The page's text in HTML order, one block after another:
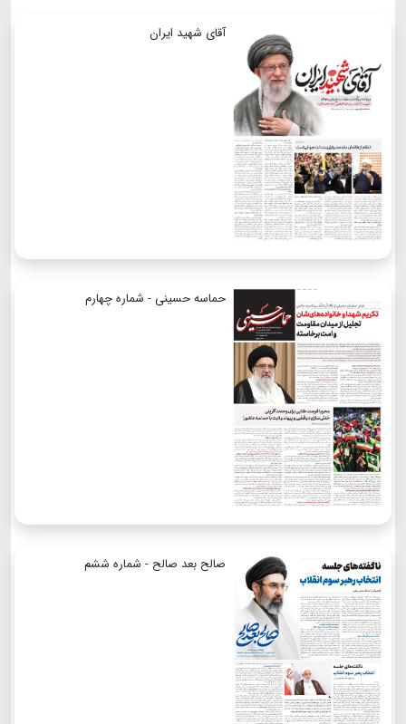
آقای شهید ایران
حماسه حسینی - شماره چهارم
صالح بعد صالح - شماره ششم